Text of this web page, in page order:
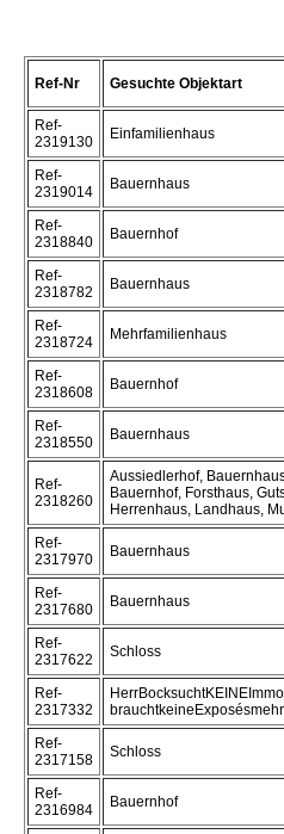
Ref-Nr Gesuchte Objektart
Ref-
2319130
Einfamilienhaus
Ref-
2319014
Bauernhaus
Ref-
2318840
Bauernhof
Ref-
2318782
Bauernhaus
Ref-
2318724
Mehrfamilienhaus
Ref-
2318608
Bauernhof
Ref-
2318550
Bauernhaus
Ref-
2318260
Aussiedlerhof,
Bauernhof, Forsthaus,
Herrenhaus, Landhaus,
Ref-
2317970
Bauernhaus
Ref-
2317680
Bauernhaus
Ref-
2317622
Schloss
Ref-
2317332
Ref-
2317158
Schloss
Ref-
2316984
Bauernhof